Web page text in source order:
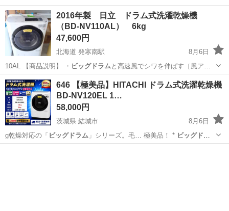
2016年製 日立 ドラム式洗濯乾燥機
（BD-NV110AL） 6kg
47,600円
北海道 発寒南駅
8月6日
10AL 【商品説明】 ・ ビッグドラム と高速風でシワを伸ばす［風アイ
ロン…
北海道 札幌市 発寒南駅 生活家電
646 【極美品】HITACHI ドラム式洗濯乾燥機
BD-NV120EL 1…
58,000円
茨城県 結城市
8月6日
g乾燥対応の「 ビッグドラム 」シリーズ。毛… 極美品！ * ビッグドラ
ム搭載 * 大容…